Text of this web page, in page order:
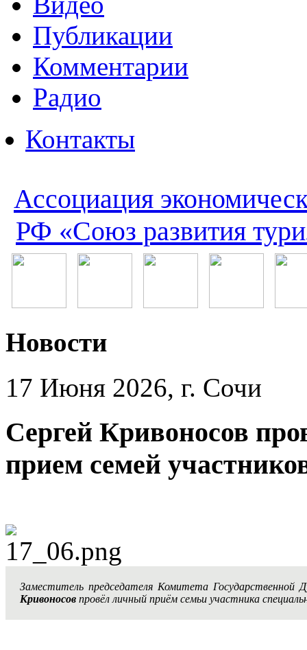
Публикации
Комментарии
Радио
Контакты
Ассоциация
РФ «Союз развития
Новости
17 Июня 2026, г. Сочи
Сергей Кривоносов
прием семей
Заместитель председателя Комитета
Кривоносов провёл личный приём семьи участника